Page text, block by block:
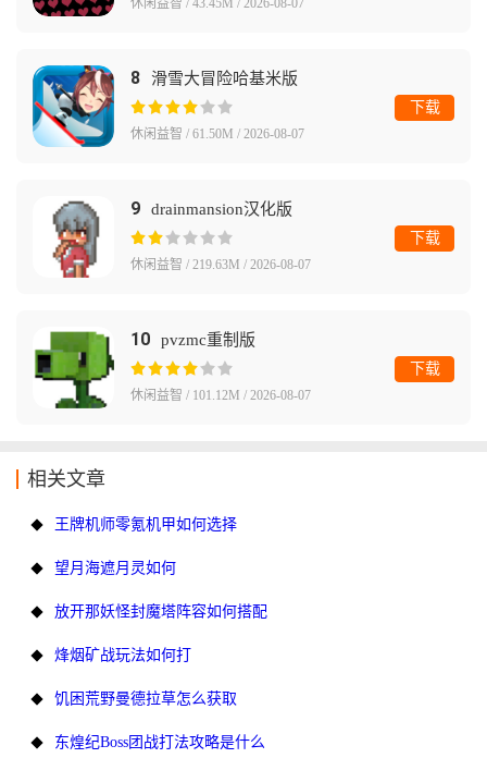
休闲益智 / 43.45M / 2026-08-07
8 滑雪大冒险哈基米版
休闲益智 / 61.50M / 2026-08-07
下载
9 drainmansion汉化版
休闲益智 / 219.63M / 2026-08-07
下载
10 pvzmc重制版
休闲益智 / 101.12M / 2026-08-07
下载
相关文章
王牌机师零氪机甲如何选择
望月海遮月灵如何
放开那妖怪封魔塔阵容如何搭配
烽烟矿战玩法如何打
饥困荒野曼德拉草怎么获取
东煌纪Boss团战打法攻略是什么